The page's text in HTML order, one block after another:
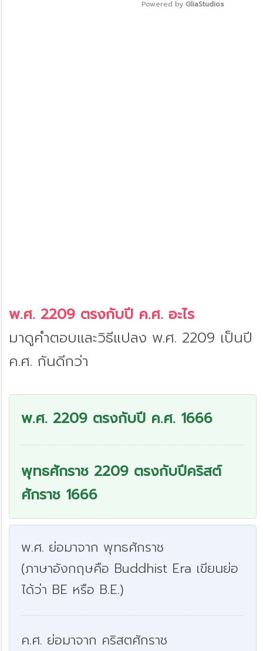
Powered by GliaStudios
พ.ศ. 2209 ตรงกับปี ค.ศ. อะไร
มาดูคำตอบและวิธีแปลง พ.ศ. 2209 เป็นปี
ค.ศ. กันดีกว่า
พ.ศ. 2209 ตรงกับปี ค.ศ. 1666
พุทธศักราช 2209 ตรงกับปีคริสต์
ศักราช 1666
พ.ศ. ย่อมาจาก พุทธศักราช
(ภาษาอังกฤษคือ Buddhist Era เขียนย่อ
ได้ว่า BE หรือ B.E.)
ค.ศ. ย่อมาจาก คริสตศักราช